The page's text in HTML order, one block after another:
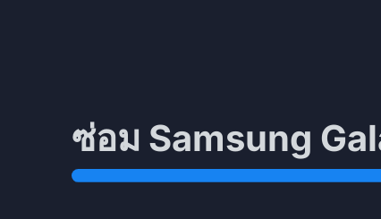
ซ่อม Samsung